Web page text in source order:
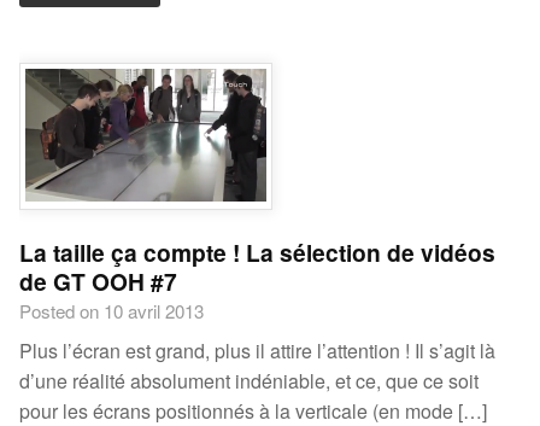
La taille ça compte ! La sélection de vidéos
de GT OOH #7
Posted on 10 avril 2013
Plus l’écran est grand, plus il attire l’attention ! Il s’agit là
d’une réalité absolument indéniable, et ce, que ce soit
pour les écrans positionnés à la verticale (en mode […]